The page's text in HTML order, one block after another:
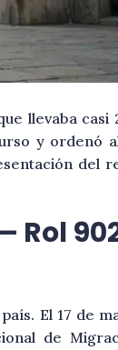
llevaba casi
y ordenó
del
Rol
El 17 de
de